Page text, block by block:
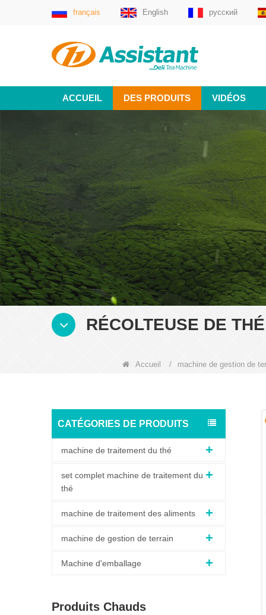
français English русский
ACCUEIL DES PRODUITS VIDÉOS
RÉCOLTEUSE DE
Accueil / machine de gestion de
CATÉGORIES DE PRODUITS
machine de traitement du thé
set complet machine de traitement du
thé
machine de traitement des aliments
machine de gestion de terrain
Machine d'emballage
Produits Chauds